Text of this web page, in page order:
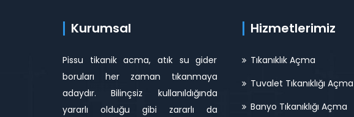
Kurumsal
Pissu tikanik acma, atık su gider
boruları her zaman tıkanmaya
adaydır. Bilinçsiz kullanıldığında
yararlı olduğu gibi zararlı da
Hizmetlerimiz
Tıkanıklık Açma
Tuvalet Tıkanıklığı Açma
Banyo Tıkanıklığı Açma